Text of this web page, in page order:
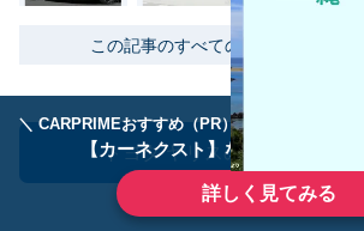
＼ CARPRIMEおすすめ（PR） ／
【カーネクスト】ならどんなクル
詳しく見てみる
この記事のすべての画像を表示す
トヨタ ヤリスの中古車を見て